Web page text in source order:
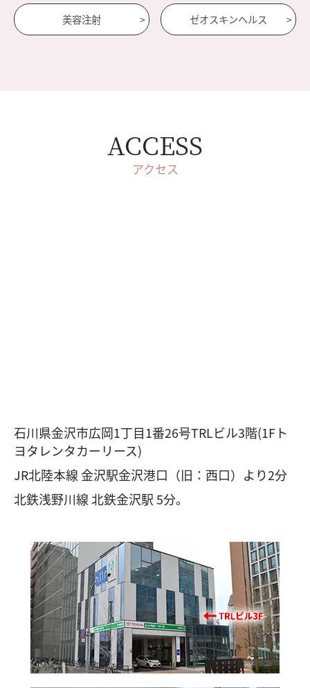
美容注射 ゼオスキンヘルス
ACCESS
アクセス
石川県金沢市広岡1丁目1番26号TRLビル3階(1Fト
ヨタレンタカーリース)
JR北陸本線 金沢駅金沢港口（旧：西口）より2分
北鉄浅野川線 北鉄金沢駅 5分。